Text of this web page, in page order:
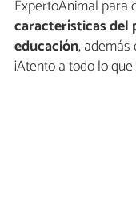
ExpertoAnimal para
características del
educación, además
¡Atento a todo lo